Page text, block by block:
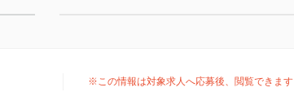
※この情報は対象求人へ応募後、閲覧できます